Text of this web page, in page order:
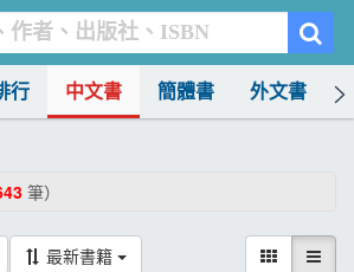
行 中文書 簡體書 外文書
筆）
最新書籍